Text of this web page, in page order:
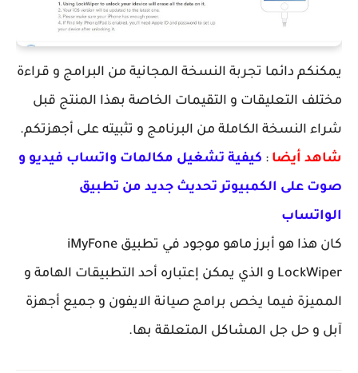
يمكنكم دائما تجربة النسخة المجانية من البرامج و قراءة
مختلف التعليقات و التقيمات الخاصة بهذا المنتج قبل
شراء النسخة الكاملة من البرنامج و تثبيته على أجهزتكم.
شاهد أيضا : كيفية تشغيل مكالمات واتساب فيديو و
صوت على الكمبيوتر تحديث جديد من تطبيق
الواتساب
كان هذا هو أبرز ماهو موجود في تطبيق iMyFone
LockWiper و الذي يمكن إعتباره أحد التطبيقات الهامة و
المميزة فيما يخص برامج صيانة الايفون و جميع أجهزة
آبل و حل جل المشاكل المتعلقة بها.